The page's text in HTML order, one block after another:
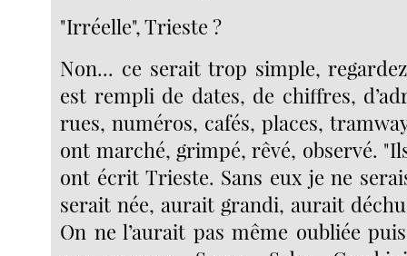
"Irréelle", Trieste ?
Non... ce serait trop simple,
est rempli de dates, de chiffres,
rues, numéros, cafés, places,
ont marché, grimpé, rêvé, observé.
ont écrit Trieste. Sans eux je ne
serait née, aurait grandi, aurait
On ne l’aurait pas même oubliée